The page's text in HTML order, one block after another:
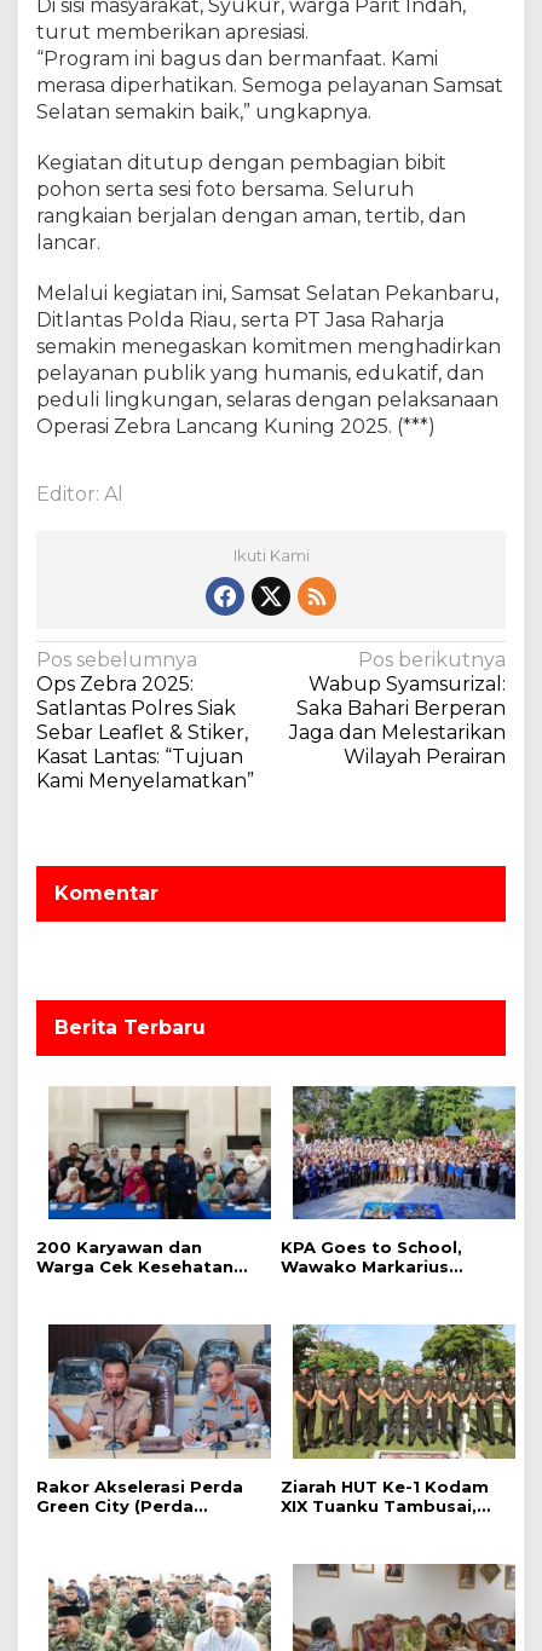
2
5
Di sisi masyarakat, Syukur, warga Parit Indah,
turut memberikan apresiasi.
“Program ini bagus dan bermanfaat. Kami
merasa diperhatikan. Semoga pelayanan Samsat
Selatan semakin baik,” ungkapnya.
Kegiatan ditutup dengan pembagian bibit
pohon serta sesi foto bersama. Seluruh
rangkaian berjalan dengan aman, tertib, dan
lancar.
Melalui kegiatan ini, Samsat Selatan Pekanbaru,
Ditlantas Polda Riau, serta PT Jasa Raharja
semakin menegaskan komitmen menghadirkan
pelayanan publik yang humanis, edukatif, dan
peduli lingkungan, selaras dengan pelaksanaan
Operasi Zebra Lancang Kuning 2025. (***)
Editor: Al
Ikuti Kami
N
a
v
i
g
s
s
Pos sebelumnya
Ops Zebra 2025:
Satlantas Polres Siak
Sebar Leaflet & Stiker,
Kasat Lantas: “Tujuan
Kami Menyelamatkan”
Pos berikutnya
Wabup Syamsurizal:
Saka Bahari Berperan
Jaga dan Melestarikan
Wilayah Perairan
Komentar
Berita Terbaru
‎200 Karyawan dan
Warga Cek Kesehatan
‎KPA Goes to School,
‎Wawako Markarius
Kalangan Pelajar
Rakor Akselerasi Perda
Green City (Perda
Kota Pekanbaru dan Tim
Pakar
Ziarah HUT Ke-1 Kodam
XIX Tuanku Tambusai,
Khidmat